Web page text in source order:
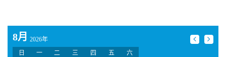
8月
2026年
日
一 二 三 四 五 六